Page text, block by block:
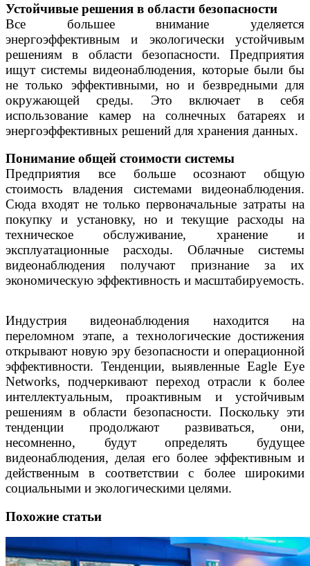
Устойчивые решения в области безопасности
Все большее внимание уделяется
энергоэффективным и экологически устойчивым
решениям в области безопасности. Предприятия
ищут системы видеонаблюдения, которые были бы
не только эффективными, но и безвредными для
окружающей среды. Это включает в себя
использование камер на солнечных батареях и
энергоэффективных решений для хранения данных.
Понимание общей стоимости системы
Предприятия все больше осознают общую
стоимость владения системами видеонаблюдения.
Сюда входят не только первоначальные затраты на
покупку и установку, но и текущие расходы на
техническое обслуживание, хранение и
эксплуатационные расходы. Облачные системы
видеонаблюдения получают признание за их
экономическую эффективность и масштабируемость.
Индустрия видеонаблюдения находится на
переломном этапе, а технологические достижения
открывают новую эру безопасности и операционной
эффективности. Тенденции, выявленные Eagle Eye
Networks, подчеркивают переход отрасли к более
интеллектуальным, проактивным и устойчивым
решениям в области безопасности. Поскольку эти
тенденции продолжают развиваться, они,
несомненно, будут определять будущее
видеонаблюдения, делая его более эффективным и
действенным в соответствии с более широкими
социальными и экологическими целями.
Похожие статьи